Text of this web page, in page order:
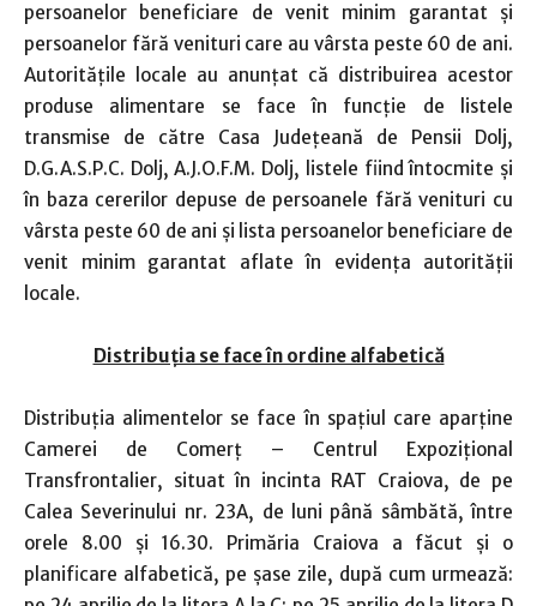
persoanelor beneficiare de venit minim garantat și
persoanelor fără venituri care au vârsta peste 60 de ani.
Autoritățile locale au anunțat că distribuirea acestor
produse alimentare se face în funcţie de listele
transmise de către Casa Judeţeană de Pensii Dolj,
D.G.A.S.P.C. Dolj, A.J.O.F.M. Dolj, listele fiind întocmite și
în baza cererilor depuse de persoanele fără venituri cu
vârsta peste 60 de ani şi lista persoanelor beneficiare de
venit minim garantat aflate în evidenţa autorităţii
locale.
Distribuția se face în ordine alfabetică
Distribuţia alimentelor se face în spaţiul care aparţine
Camerei de Comerţ – Centrul Expozițional
Transfrontalier, situat în incinta RAT Craiova, de pe
Calea Severinului nr. 23A, de luni până sâmbătă, între
orele 8.00 și 16.30. Primăria Craiova a făcut și o
planificare alfabetică, pe șase zile, după cum urmează: